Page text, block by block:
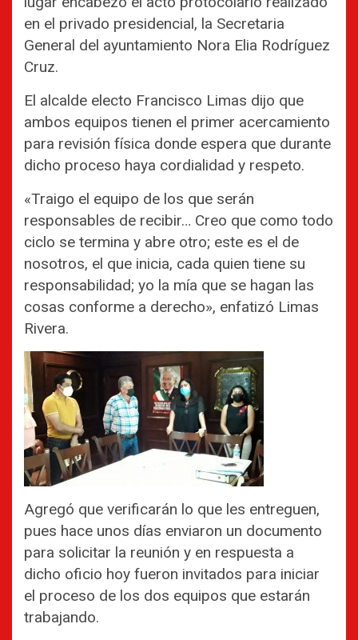
en el privado presidencial, la Secretaria
General del ayuntamiento Nora Elia Rodríguez
Cruz.
El alcalde electo Francisco Limas dijo que
ambos equipos tienen el primer acercamiento
para revisión física donde espera que durante
dicho proceso haya cordialidad y respeto.
«Traigo el equipo de los que serán
responsables de recibir… Creo que como todo
ciclo se termina y abre otro; este es el de
nosotros, el que inicia, cada quien tiene su
responsabilidad; yo la mía que se hagan las
cosas conforme a derecho», enfatizó Limas
Rivera.
Agregó que verificarán lo que les entreguen,
pues hace unos días enviaron un documento
para solicitar la reunión y en respuesta a
dicho oficio hoy fueron invitados para iniciar
el proceso de los dos equipos que estarán
trabajando.